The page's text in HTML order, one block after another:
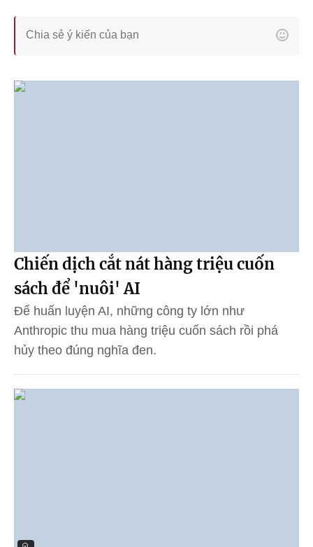
Chiến dịch cắt nát hàng triệu cuốn
sách để 'nuôi' AI
Để huấn luyện AI, những công ty lớn như
Anthropic thu mua hàng triệu cuốn sách rồi phá
hủy theo đúng nghĩa đen.